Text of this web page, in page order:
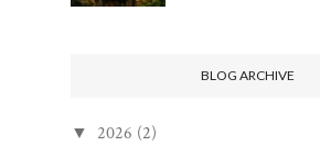
BLOG ARCHIVE
▼ 2026 (2)